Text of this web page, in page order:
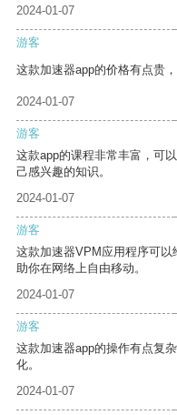
2024-01-07
游客
这款加速器app的价格有点贵
2024-01-07
游客
这款app的课程非常丰富，可
己感兴趣的知识。
2024-01-07
游客
这款加速器VPM应用程序可
助你在网络上自由移动。
2024-01-07
游客
这款加速器app的操作有点复
化。
2024-01-07